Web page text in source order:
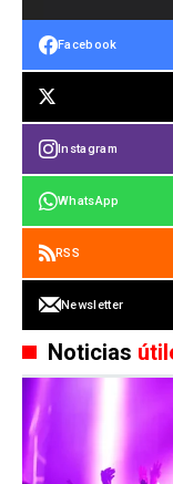
Facebook
Instagram
WhatsApp
RSS
Newsletter
Noticias